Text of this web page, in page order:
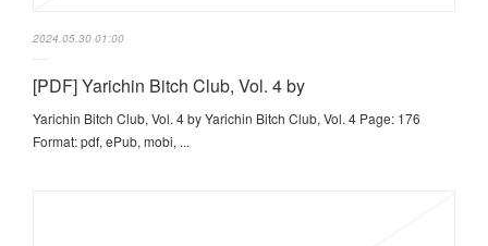
2024.05.30 01:00
[PDF] Yarichin Bitch Club, Vol. 4 by
Yarichin Bitch Club, Vol. 4 by Yarichin Bitch Club, Vol. 4 Page: 176
Format: pdf, ePub, mobi, ...